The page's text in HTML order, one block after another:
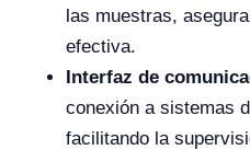
las muestras,
efectiva.
Interfaz de
conexión a sistemas
facilitando la